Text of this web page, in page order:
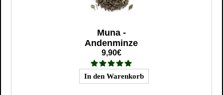
Muna -
Andenminze
9,90€